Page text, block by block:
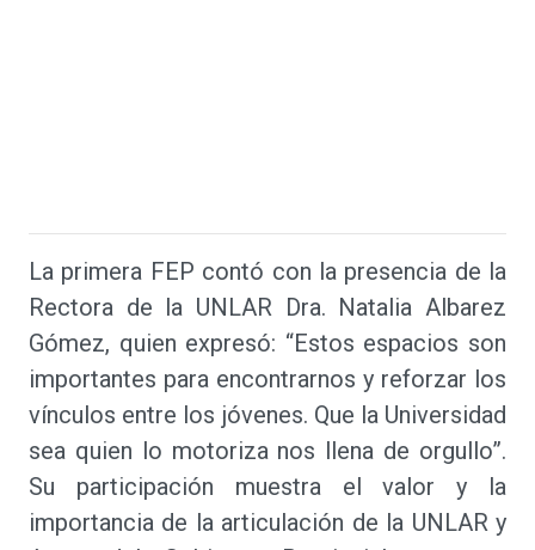
La primera FEP contó con la presencia de la
Rectora de la UNLAR Dra. Natalia Albarez
Gómez, quien expresó: “Estos espacios son
importantes para encontrarnos y reforzar los
vínculos entre los jóvenes. Que la Universidad
sea quien lo motoriza nos llena de orgullo”.
Su participación muestra el valor y la
importancia de la articulación de la UNLAR y